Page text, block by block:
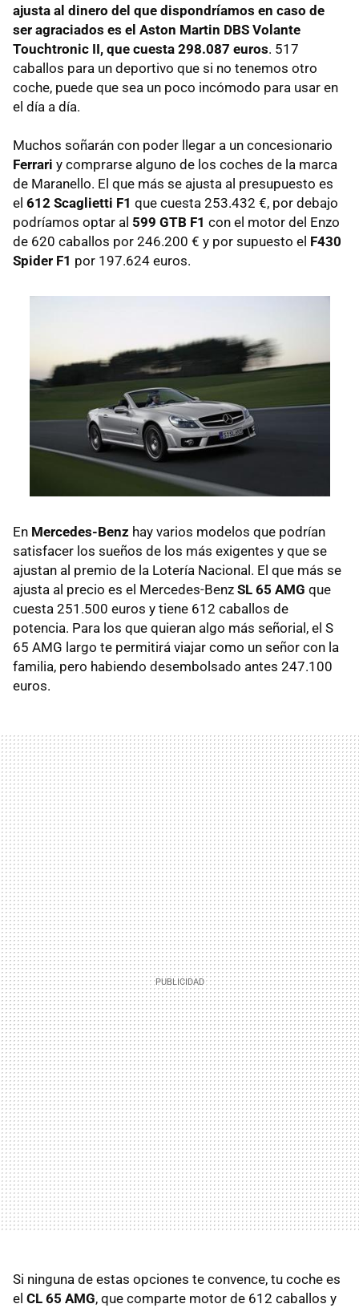
ajusta al dinero del que dispondríamos en caso de
ser agraciados es el Aston Martin DBS Volante
Touchtronic II, que cuesta 298.087 euros. 517
caballos para un deportivo que si no tenemos otro
coche, puede que sea un poco incómodo para usar en
el día a día.
Muchos soñarán con poder llegar a un concesionario
Ferrari y comprarse alguno de los coches de la marca
de Maranello. El que más se ajusta al presupuesto es
el 612 Scaglietti F1 que cuesta 253.432 €, por debajo
podríamos optar al 599 GTB F1 con el motor del Enzo
de 620 caballos por 246.200 € y por supuesto el F430
Spider F1 por 197.624 euros.
En Mercedes-Benz hay varios modelos que podrían
satisfacer los sueños de los más exigentes y que se
ajustan al premio de la Lotería Nacional. El que más se
ajusta al precio es el Mercedes-Benz SL 65 AMG que
cuesta 251.500 euros y tiene 612 caballos de
potencia. Para los que quieran algo más señorial, el S
65 AMG largo te permitirá viajar como un señor con la
familia, pero habiendo desembolsado antes 247.100
euros.
Si ninguna de estas opciones te convence, tu coche es
el CL 65 AMG, que comparte motor de 612 caballos y